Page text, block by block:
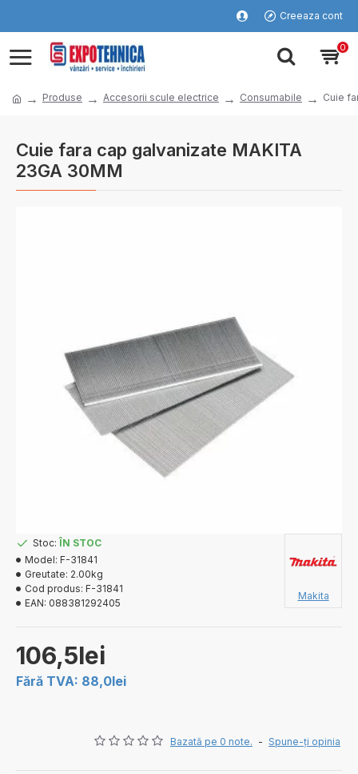
Creeaza cont
0
Produse Accesorii scule electrice Consumabile Cuie
Cuie fara cap galvanizate MAKITA
23GA 30MM
Bazată pe 0 note. - Spune-ţi opinia
106,5lei
Fără TVA: 88,0lei
Stoc: ÎN STOC
Model: F-31841
Greutate: 2.00kg
Cod produs: F-31841
EAN: 088381292405
Makita